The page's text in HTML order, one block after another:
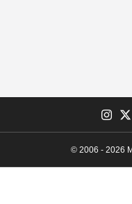
© 2006 - 2026